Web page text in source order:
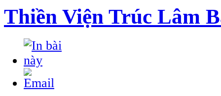
Thiền Viện Trúc Lâm